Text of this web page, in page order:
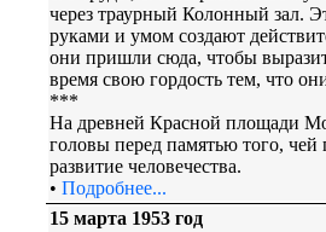
через траурный Колонный зал.
руками и умом создают
они пришли сюда, чтобы
время свою гордость тем, что
***
На древней Красной площади
головы перед памятью того, чей
развитие человечества.
• Подробнее...
15 марта 1953 год